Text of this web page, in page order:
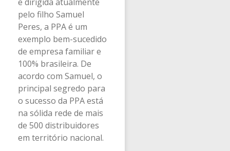
pelo filho Samuel
Peres, a PPA é um
exemplo bem-sucedido
de empresa familiar e
100% brasileira. De
acordo com Samuel, o
principal segredo para
o sucesso da PPA está
na sólida rede de mais
de 500 distribuidores
em território nacional.